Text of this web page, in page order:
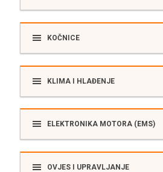
KOČNICE
KLIMA I HLAĐENJE
ELEKTRONIKA MOTORA (EMS)
OVJES I UPRAVLJANJE